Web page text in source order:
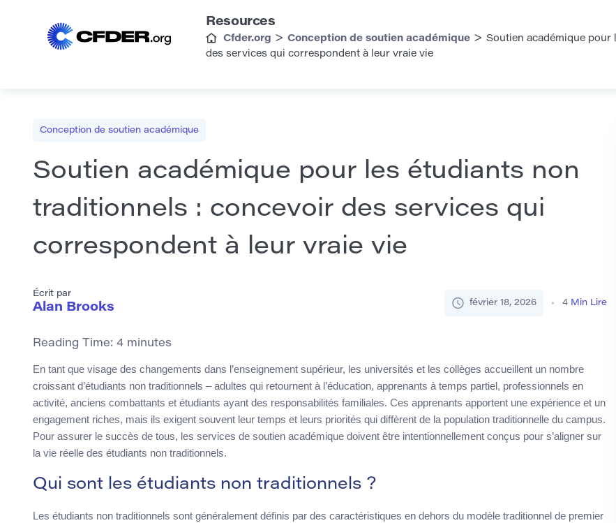
Resources
Cfder.org > Conception de soutien académique > Soutien académique
des services qui correspondent à leur vraie vie
Conception de soutien académique
Soutien académique pour les étudiants non
traditionnels : concevoir des services qui
correspondent à leur vraie vie
Écrit par
Alan Brooks février 18, 2026 4 Min Lire
Reading Time: 4 minutes
En tant que visage des changements dans l’enseignement supérieur, les universités et les collèges accueillent un nombre
croissant d’étudiants non traditionnels – adultes qui retournent à l’éducation, apprenants à temps partiel, professionnels en
activité, anciens combattants et étudiants ayant des responsabilités familiales. Ces apprenants apportent une expérience et un
engagement riches, mais ils exigent souvent leur temps et leurs priorités qui diffèrent de la population traditionnelle du campus.
Pour assurer le succès de tous, les services de soutien académique doivent être intentionnellement conçus pour s’aligner sur
la vie réelle des étudiants non traditionnels.
Qui sont les étudiants non traditionnels ?
Les étudiants non traditionnels sont généralement définis par des caractéristiques en dehors du modèle traditionnel de premier